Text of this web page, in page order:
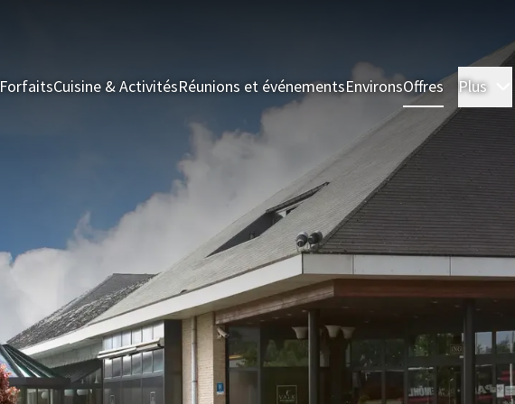
ForfaitsCuisine & ActivitésRéunions et événementsEnvironsOffres Plus